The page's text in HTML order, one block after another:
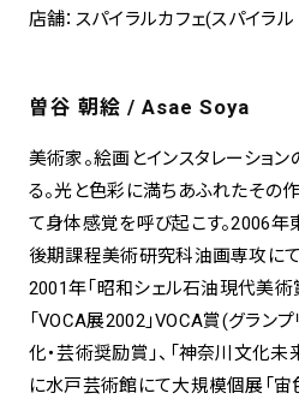
店舗：スパイラルカフェ(スパイラ
曽谷 朝絵 / Asae Soya
美術家。絵画とインスタレーショ
る。光と色彩に満ちあふれたその
て身体感覚を呼び起こす。2006
後期課程美術研究科油画専攻にて
2001年「昭和シェル石油現代美術
「VOCA展2002」VOCA賞(グラン
化・芸術奨励賞」、「神奈川文化未
に水戸芸術館にて大規模個展「宙